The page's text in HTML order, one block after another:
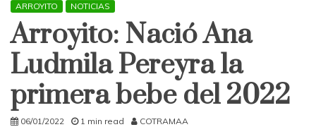
ARROYITO NOTICIAS
Arroyito: Nació Ana
Ludmila Pereyra la
primera bebe del 2022
06/01/2022 1 min read COTRAMAA